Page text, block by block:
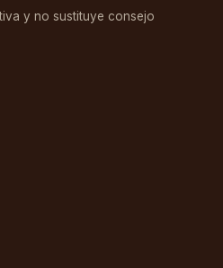
y no sustituye consejo